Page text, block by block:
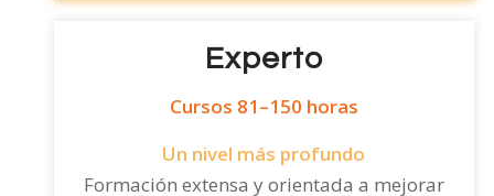
Experto
Cursos 81–150 horas
Un nivel más profundo
Formación extensa y orientada a mejorar